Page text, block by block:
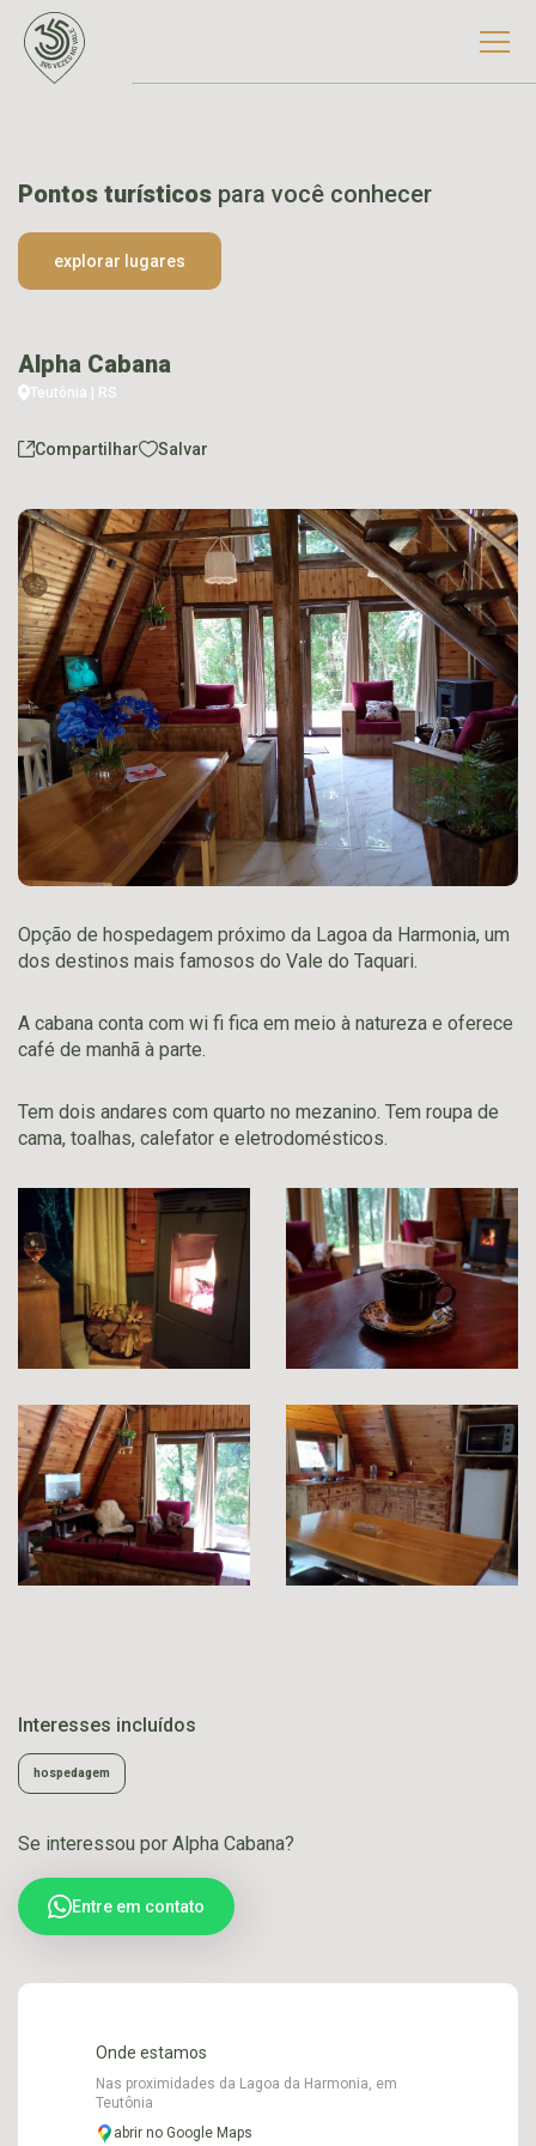
Pontos turísticos para você conhecer
explorar lugares
Alpha Cabana
Teutônia | RS
Compartilhar Salvar
Opção de hospedagem próximo da Lagoa da Harmonia, um
dos destinos mais famosos do Vale do Taquari.
A cabana conta com wi fi fica em meio à natureza e oferece
café de manhã à parte.
Tem dois andares com quarto no mezanino. Tem roupa de
cama, toalhas, calefator e eletrodomésticos.
Interesses incluídos
hospedagem
Se interessou por Alpha Cabana?
Entre em contato
Onde estamos
Nas proximidades da Lagoa da Harmonia, em
Teutônia
abrir no Google Maps